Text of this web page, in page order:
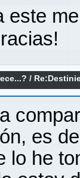
este
/
es
lo he